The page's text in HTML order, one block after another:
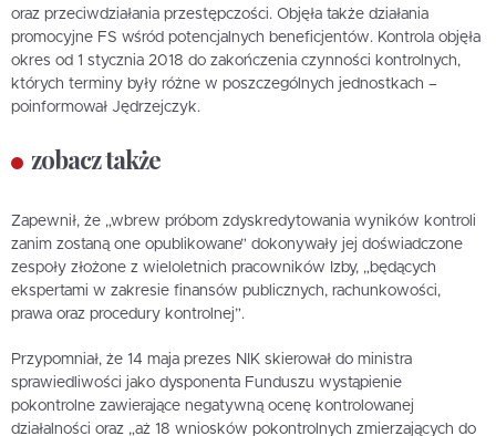
oraz przeciwdziałania przestępczości. Objęła także działania
promocyjne FS wśród potencjalnych beneficjentów. Kontrola objęła
okres od 1 stycznia 2018 do zakończenia czynności kontrolnych,
których terminy były różne w poszczególnych jednostkach –
poinformował Jędrzejczyk.
zobacz także
Zapewnił, że „wbrew próbom zdyskredytowania wyników kontroli
zanim zostaną one opublikowane” dokonywały jej doświadczone
zespoły złożone z wieloletnich pracowników Izby, „będących
ekspertami w zakresie finansów publicznych, rachunkowości,
prawa oraz procedury kontrolnej”.
Przypomniał, że 14 maja prezes NIK skierował do ministra
sprawiedliwości jako dysponenta Funduszu wystąpienie
pokontrolne zawierające negatywną ocenę kontrolowanej
działalności oraz „aż 18 wniosków pokontrolnych zmierzających do